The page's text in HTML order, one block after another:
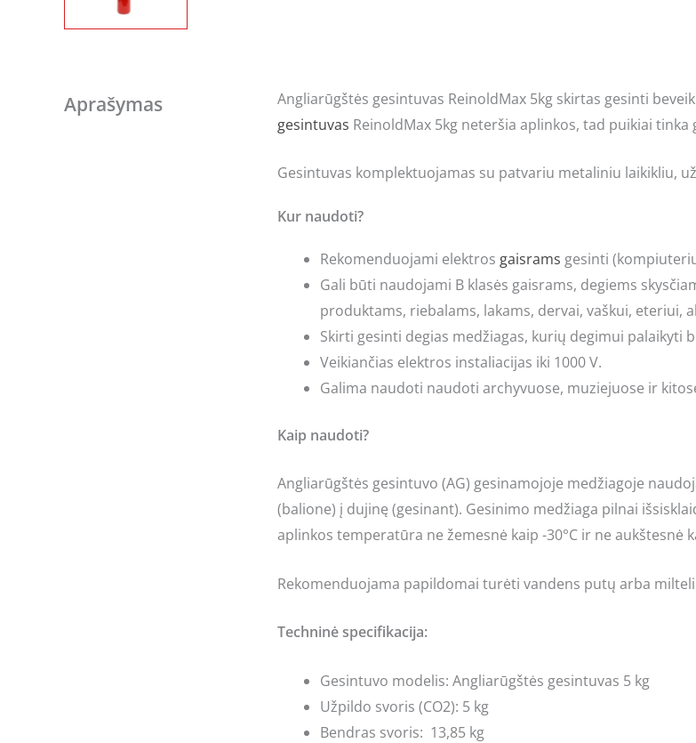
Aprašymas
Angliarūgštės gesintuvas ReinoldMax 5kg skirtas gesinti
gesintuvas ReinoldMax 5kg neteršia aplinkos, tad puikiai
Gesintuvas komplektuojamas su patvariu metaliniu laikikliu,
Kur naudoti?
Rekomenduojami elektros gaisrams gesinti
Gali būti naudojami B klasės gaisrams, degiems
produktams, riebalams, lakams, dervai, vaškui, eteriui,
Skirti gesinti degias medžiagas, kurių degimui palaikyti
Veikiančias elektros instaliacijas iki 1000 V.
Galima naudoti naudoti archyvuose, muziejuose ir
Kaip naudoti?
Angliarūgštės gesintuvo (AG) gesinamojoje medžiagoje
(balione) į dujinę (gesinant). Gesinimo medžiaga pilnai
aplinkos temperatūra ne žemesnė kaip -30°C ir ne aukštesnė
Rekomenduojama papildomai turėti vandens putų arba
Techninė specifikacija:
Gesintuvo modelis: Angliarūgštės gesintuvas 5 kg
Užpildo svoris (CO2): 5 kg
Bendras svoris: 13,85 kg